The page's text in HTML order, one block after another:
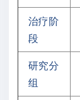
治疗阶
段
研究分
组